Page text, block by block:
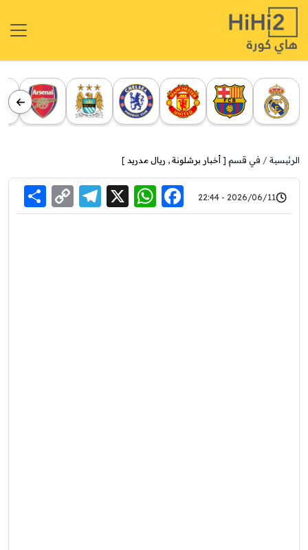
الرئيسية في قسم [ أخبار برشلونة , ريال مدريد ]
2026/06/11 - 22:44
Facebook
WhatsApp
X
Link